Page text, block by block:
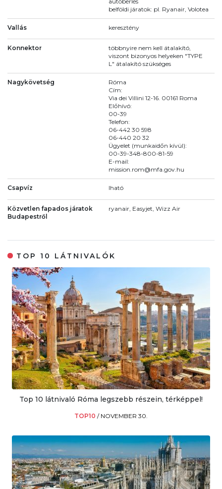
belföldi járatok: pl. Ryanair, Volotea
Vallás keresztény
Konnektor
többnyire nem kell átalakító,
viszont bizonyos helyeken "TYPE
L" átalakító szükséges
Nagykövetség
Róma
Cím:
Via dei Villini 12-16. 00161 Roma
Előhívó:
00-39
Telefon:
06-442 30 598
06-440 20 32
Ügyelet (munkaidőn kívül):
00-39-348-800-81-59
E-mail:
mission.rom@mfa.gov.hu
Csapvíz Iható
Közvetlen fapados járatok
Budapestről
ryanair, Easyjet, Wizz Air
TOP 10 LÁTNIVALÓK
Top 10 látnivaló Róma legszebb részein, térképpel!
TOP10 / NOVEMBER 30.